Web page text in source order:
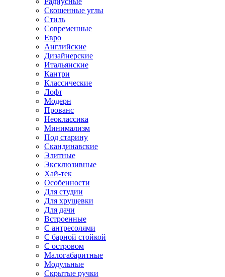
Скошенные углы
Стиль
Современные
Евро
Английские
Дизайнерские
Итальянские
Кантри
Классические
Лофт
Модерн
Прованс
Неоклассика
Минимализм
Под старину
Скандинавские
Элитные
Эксклюзивные
Хай-тек
Особенности
Для студии
Для хрущевки
Для дачи
Встроенные
С антресолями
С барной стойкой
С островом
Малогабаритные
Модульные
Скрытые ручки